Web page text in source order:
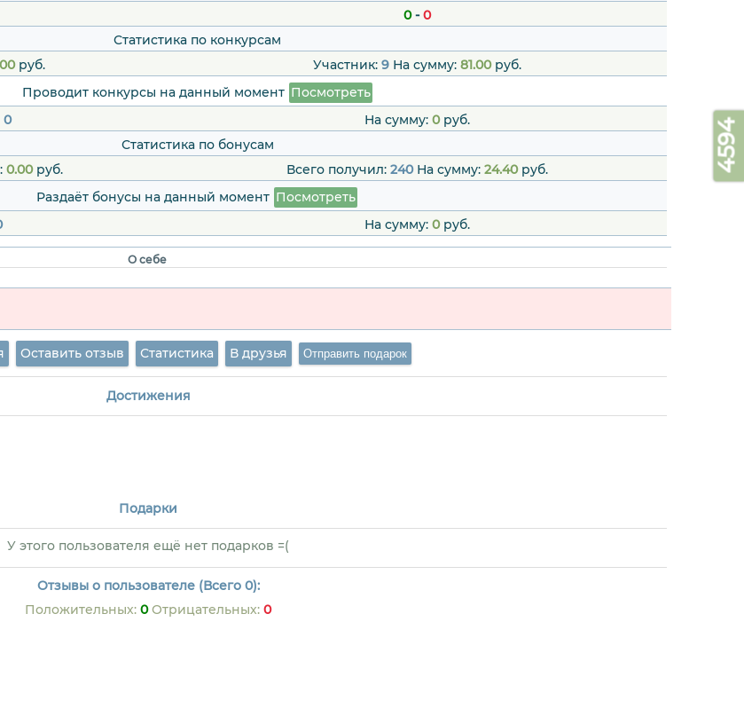
0-0
Статистика по конкурсам
руб. Участник: 9На сумму: 81.00руб.
Проводит конкурсы на данный момент Посмотреть
0 На сумму: 0руб.
Статистика по бонусам
0.00руб. Всего получил: 240На сумму: 24.40руб.
Раздаёт бонусы на данный момент Посмотреть
На сумму: 0руб.
О себе
Оставить отзыв Статистика В друзья
Достижения
Подарки
У этого пользователя ещё нет подарков =(
Отзывы о пользователе (Всего 0):
Положительных: 0 Отрицательных: 0
4594